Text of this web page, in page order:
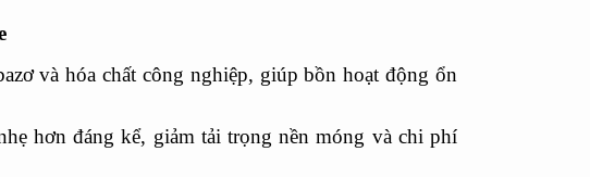
và hóa chất công nghiệp, giúp bồn hoạt động ổn
hơn đáng kể, giảm tải trọng nền móng và chi phí